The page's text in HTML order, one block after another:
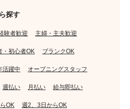
探す
験者歓迎 主婦・主夫歓迎
・初心者OK ブランクOK
活躍中 オープニングスタッフ
週払い 月払い 給与即払い
OK 週2、3日からOK